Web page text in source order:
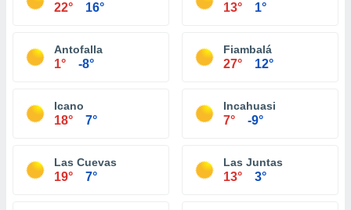
22° 16° 13° 1°
Antofalla
1° -8°
Fiambalá
27° 12°
Icano
18° 7°
Incahuasi
7° -9°
Las Cuevas
19° 7°
Las Juntas
13° 3°